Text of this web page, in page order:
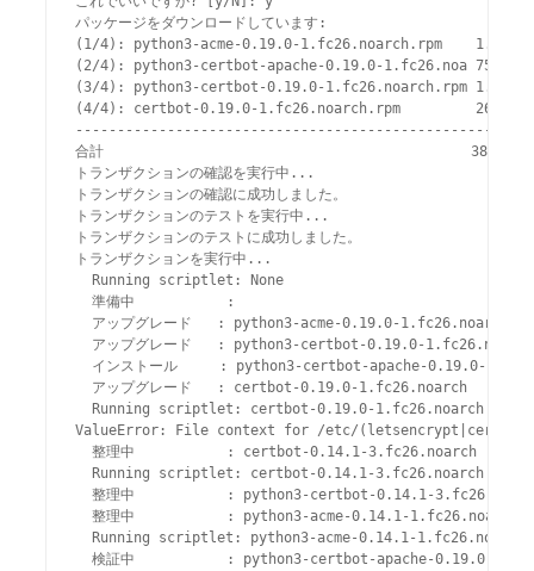
パッケージをダウンロードしています:
(1/4): python3-acme-0.19.0-1.fc26.noarch.rpm    1.0
(2/4): python3-certbot-apache-0.19.0-1.fc26.noa 757
(3/4): python3-certbot-0.19.0-1.fc26.noarch.rpm 1.8
(4/4): certbot-0.19.0-1.fc26.noarch.rpm         260
合計                                            388 kB/s |
トランザクションの確認を実行中...
トランザクションの確認に成功しました。
トランザクションのテストを実行中...
トランザクションのテストに成功しました。
トランザクションを実行中...
Running scriptlet: None
準備中           :
アップグレード   : python3-acme-0.19.0-1.fc26.noarch
アップグレード   : python3-certbot-0.19.0-
インストール     : python3-certbot-apache-0.19.0-
アップグレード   : certbot-0.19.0-1.fc26.noarch
Running scriptlet: certbot-0.19.0-1.fc26.noarch
ValueError: File context for /etc/
整理中           : certbot-0.14.1-3.fc26.noarch
Running scriptlet: certbot-0.14.1-3.fc26.noarch
整理中           : python3-certbot-0.14.1-
整理中           : python3-acme-0.14.1-1.fc26.noarch
Running scriptlet: python3-acme-0.14.1-1.fc26.noarch
検証中           : python3-certbot-apache-0.19.0-